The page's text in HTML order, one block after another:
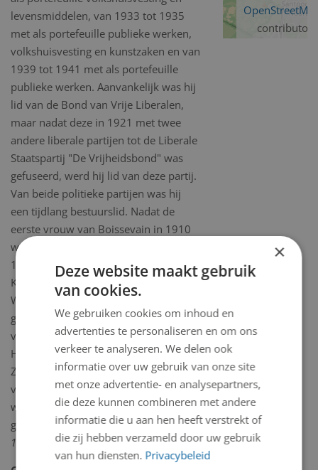
levensmiddelen, van 1933 tot 1935
met als portefeuille publieke werken,
volkshuisvesting en kunstzaken en van
1939 tot 1941 met als portefeuille
publieke werken. Aanvankelijk was hij
lid van de Bond van Vrije Liberalen,
maar nadat deze in 1921 met twee
andere liberale partijen tot de Liberale
Staatspartij "De Vrijheidsbond" was
gefuseerd, werd hij lid van deze partij.
Van beide politieke partijen was hij
een tijdlang bestuurslid. Nadat de
eerste vrouw van Boissevain in 1910
was overleden, hertrouwde hij in
1913. Hij woonde lange tijd op
Keizersgracht 143 en was lid van de
Waalse kerk. Zijn vader was lid van de
gemeenteraad van Amsterdam en lid
van Provinciale Staten van Noord-
Holland (1886-1898 en 1901-1904).
Zijn grootvader was een broer van de
vader van Willem Boissevain. In 1950
werden zijn memoires postuum
gepubliceerd onder de titelMijn leven,
1876-1944(Bussum, Van Dishoeck).
×
Deze website maakt gebruik
van cookies.
We gebruiken cookies om inhoud en
advertenties te personaliseren en om ons
verkeer te analyseren. We delen ook
informatie over uw gebruik van onze site
met onze advertentie- en analysepartners,
die deze kunnen combineren met andere
informatie die u aan hen heeft verstrekt of
die zij hebben verzameld door uw gebruik
van hun diensten. Privacybeleid